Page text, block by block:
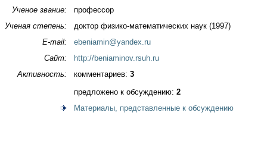
Ученое звание:
профессор
Ученая степень:
доктор физико-математических наук (1997)
E-mail:
ebeniamin@yandex.ru
Сайт:
http://beniaminov.rsuh.ru
Активность:
комментариев: 3
предложено к обсуждению: 2
Материалы, представленные к обсуждению